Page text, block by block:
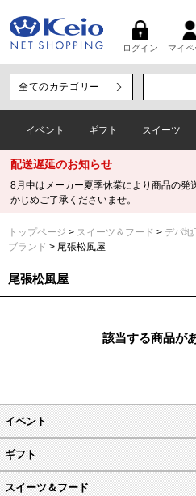
ログイン マイペ
イベント ギフト スイーツ
配送遅延のお知らせ
8月中はメーカー夏季休業により商品の発
かじめご了承くださいませ。
トップページ スイーツ＆フード デパ
ブランド
尾張松風屋
尾張松風屋
該当する商品が
イベント
ギフト
スイーツ＆フード